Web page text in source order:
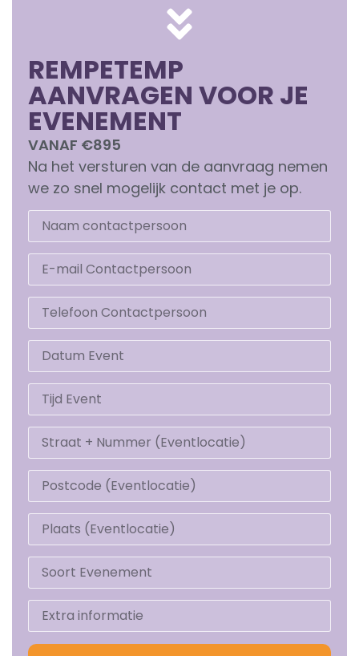
REMPETEMP
AANVRAGEN VOOR JE
EVENEMENT
VANAF €895
Na het versturen van de aanvraag nemen
we zo snel mogelijk contact met je op.